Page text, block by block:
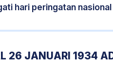
hari peringatan nasional
26 JANUARI 1934